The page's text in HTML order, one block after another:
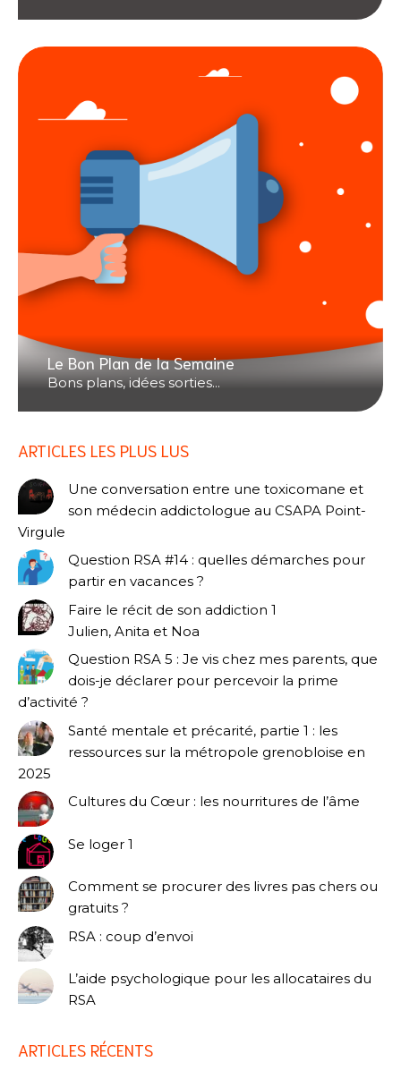
Le Bon Plan de la Semaine
Bons plans, idées sorties...
ARTICLES LES PLUS LUS
Une conversation entre une toxicomane et
son médecin addictologue au CSAPA Point-
Virgule
Question RSA #14 : quelles démarches pour
partir en vacances ?
Faire le récit de son addiction 1
Julien, Anita et Noa
Question RSA 5 : Je vis chez mes parents, que
dois-je déclarer pour percevoir la prime
d’activité ?
Santé mentale et précarité, partie 1 : les
ressources sur la métropole grenobloise en
2025
Cultures du Cœur : les nourritures de l’âme
Se loger 1
Comment se procurer des livres pas chers ou
gratuits ?
RSA : coup d’envoi
L’aide psychologique pour les allocataires du
RSA
ARTICLES RÉCENTS